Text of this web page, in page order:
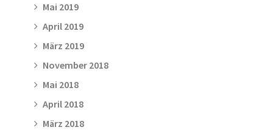
Mai 2019
April 2019
März 2019
November 2018
Mai 2018
April 2018
März 2018